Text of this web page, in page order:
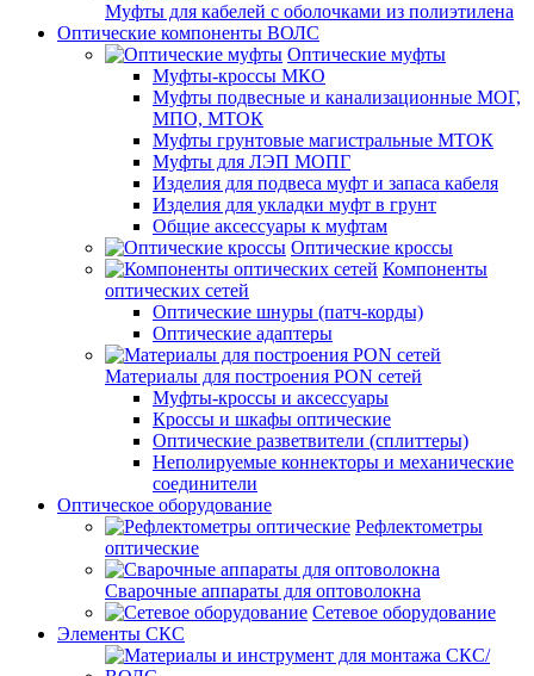
Муфты для кабелей с оболочками из полиэтилена
Оптические компоненты ВОЛС
Оптические муфты
Муфты-кроссы МКО
Муфты подвесные и канализационные МОГ,
МПО, МТОК
Муфты грунтовые магистральные МТОК
Муфты для ЛЭП МОПГ
Изделия для подвеса муфт и запаса кабеля
Изделия для укладки муфт в грунт
Общие аксессуары к муфтам
Оптические кроссы
Компоненты
оптических сетей
Оптические шнуры (патч-корды)
Оптические адаптеры
Материалы для построения PON сетей
Муфты-кроссы и аксессуары
Кроссы и шкафы оптические
Оптические разветвители (сплиттеры)
Неполируемые коннекторы и механические
соединители
Оптическое оборудование
Рефлектометры
оптические
Сварочные аппараты для оптоволокна
Сетевое оборудование
Элементы СКС